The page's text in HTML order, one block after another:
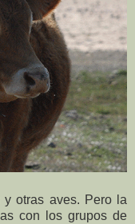
otras aves. Pero la
con los grupos de